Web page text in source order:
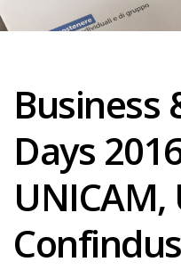
Business
Days
UNICAM,